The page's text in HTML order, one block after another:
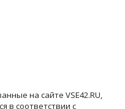
на сайте VSE42.RU,
в соответствии с